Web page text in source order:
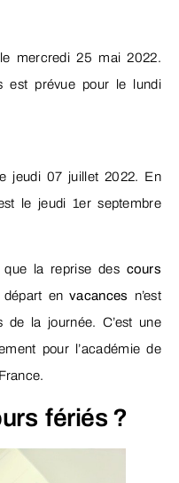
mercredi 25 mai 2022.
est prévue pour le lundi
jeudi 07 juillet 2022. En
le jeudi 1er septembre
la reprise des cours
départ envacances n’est
de la journée. C’est une
pour l’académie de
fériés ?